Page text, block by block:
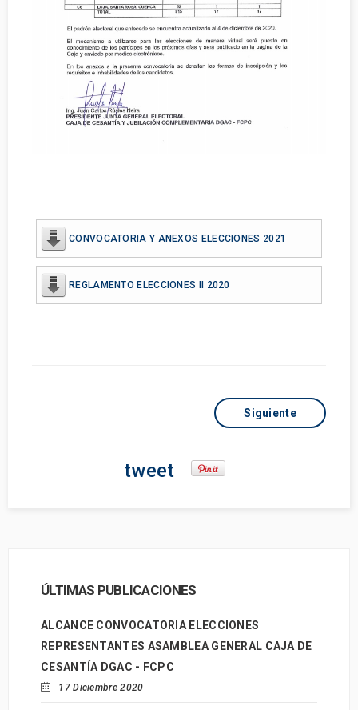
CONVOCATORIA Y ANEXOS ELECCIONES 2021
REGLAMENTO ELECCIONES II 2020
Siguiente
tweet
ÚLTIMAS PUBLICACIONES
ALCANCE CONVOCATORIA ELECCIONES
REPRESENTANTES ASAMBLEA GENERAL CAJA DE
CESANTÍA DGAC - FCPC
17 Diciembre 2020